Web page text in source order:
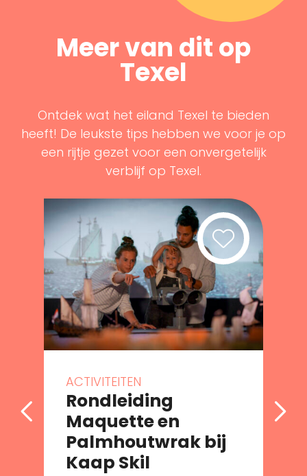
Meer van dit op
Texel
Ontdek wat het eiland Texel te bieden
heeft! De leukste tips hebben we voor je op
een rijtje gezet voor een onvergetelijk
verblijf op Texel.
ACTIVITEITEN
Rondleiding
Maquette en
Palmhoutwrak bij
Kaap Skil